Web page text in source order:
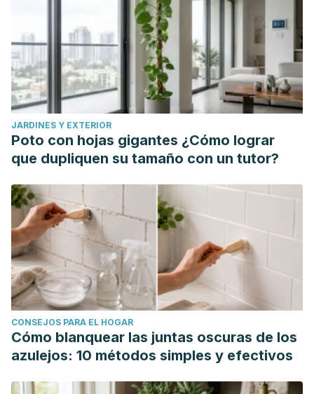
JARDINES Y EXTERIOR
Poto con hojas gigantes ¿Cómo lograr
que dupliquen su tamaño con un tutor?
CONSEJOS PARA EL HOGAR
Cómo blanquear las juntas oscuras de los
azulejos: 10 métodos simples y efectivos